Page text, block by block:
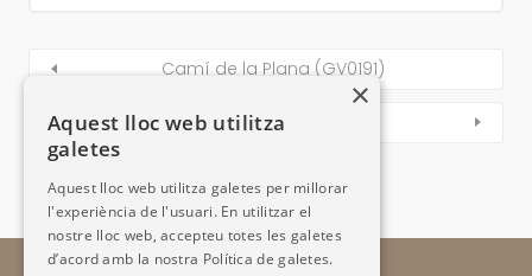
Camí de la Plana (GV0191)
Camí dels Matxos (GV0193)
×
Aquest lloc web utilitza
galetes
Aquest lloc web utilitza galetes per millorar
l'experiència de l'usuari. En utilitzar el
nostre lloc web, accepteu totes les galetes
d’acord amb la nostra Política de galetes.